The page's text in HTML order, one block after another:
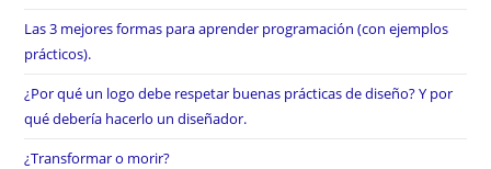
Las 3 mejores formas para aprender programación (con ejemplos
prácticos).
¿Por qué un logo debe respetar buenas prácticas de diseño? Y por
qué debería hacerlo un diseñador.
¿Transformar o morir?